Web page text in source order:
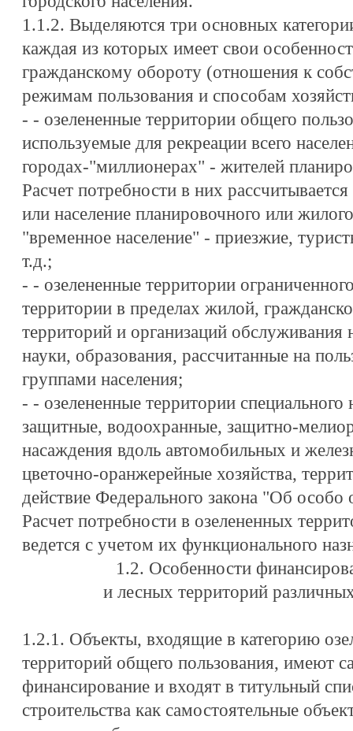
1.1.2. Выделяются три основных
каждая из которых имеет свои
гражданскому обороту (отношения к
режимам пользования и способам
- - озелененные территории общего
используемые для рекреации всего
городах-"миллионерах" - жителей
Расчет потребности в них рассчитывается
или население планировочного или
"временное население" - приезжие,
т.д.;
- - озелененные территории
территории в пределах жилой,
территорий и организаций обслуживания
науки, образования, рассчитанные на
группами населения;
- - озелененные территории специального
защитные, водоохранные, защитно-
насаждения вдоль автомобильных и
цветочно-оранжерейные хозяйства,
действие Федерального закона "Об
Расчет потребности в озелененных
ведется с учетом их функционального
1.2. Особенности
и лесных территорий
1.2.1. Объекты, входящие в категорию
территорий общего пользования, имеют
финансирование и входят в титульный
строительства как самостоятельные